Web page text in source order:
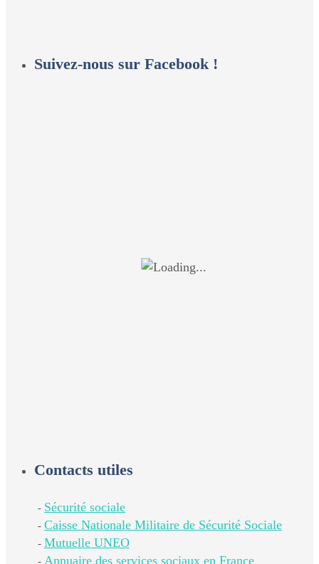
Suivez-nous sur Facebook !
Contacts utiles
- Sécurité sociale
- Caisse Nationale Militaire de Sécurité Sociale
- Mutuelle UNEO
- Annuaire des services sociaux en France